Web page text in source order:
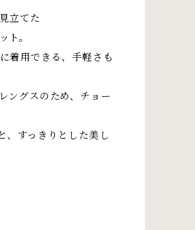
立てた
ト。
着用できる、手軽さも
ングスのため、チョー
、すっきりとした美し